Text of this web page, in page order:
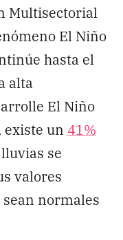
Multisectorial
El Niño
hasta el
alta
El Niño
existe un 41%
se
valores
normales